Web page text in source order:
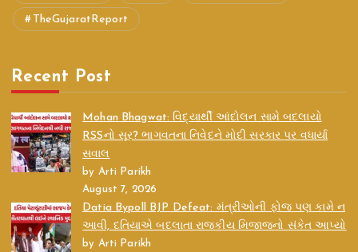
TheGujaratReport
Recent Post
Mohan Bhagwat: વિદ્યાર્થી આંદોલન સામે બદલાયો
RSSનો સૂર? ભાગવતના નિવેદને મોદી સરકાર પર વધાર્યા
સવાલ
by Arti Parikh
August 7, 2026
Datia Bypoll BJP Defeat: મંત્રીઓની ફોજ પણ કામે ન
આવી, દતિયાએ બદલાતા રાજકીય મિજાજનો સંકેત આપ્યો
by Arti Parikh